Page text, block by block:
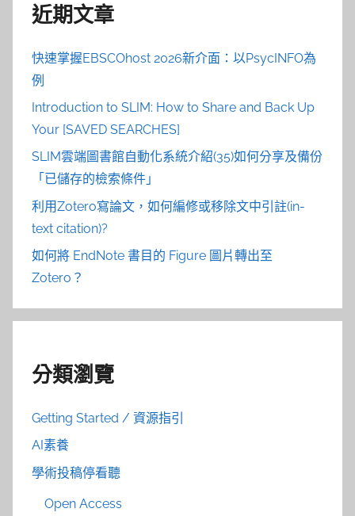
近期文章
快速掌握EBSCOhost 2026新介面：以PsycINFO為
例
Introduction to SLIM: How to Share and Back Up
Your [SAVED SEARCHES]
SLIM雲端圖書館自動化系統介紹(35)如何分享及備份
「已儲存的檢索條件」
利用Zotero寫論文，如何編修或移除文中引註(in-
text citation)?
如何將 EndNote 書目的 Figure 圖片轉出至
Zotero？
分類瀏覽
Getting Started / 資源指引
AI素養
學術投稿停看聽
Open Access